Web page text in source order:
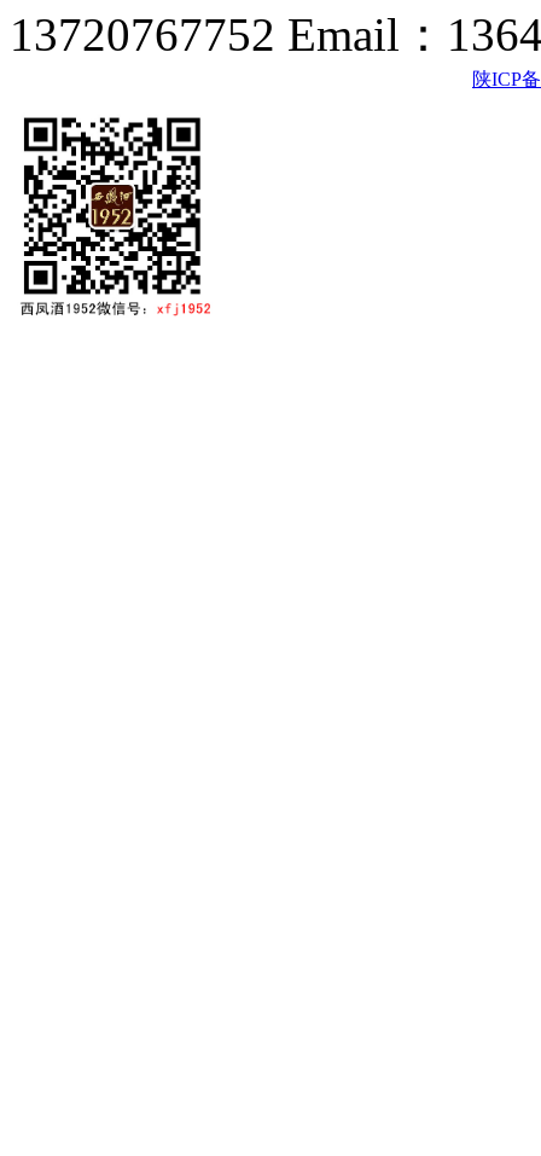
13720767752 Email：
陕ICP